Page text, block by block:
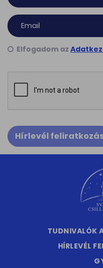
Elfogadom az
Hírlevél
TUDNIVALÓK
HÍRLEVÉL